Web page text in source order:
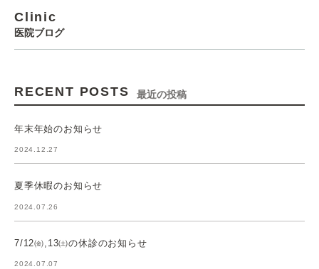
Clinic
医院ブログ
RECENT POSTS 最近の投稿
年末年始のお知らせ
2024.12.27
夏季休暇のお知らせ
2024.07.26
7/12㈮,13㈯の休診のお知らせ
2024.07.07